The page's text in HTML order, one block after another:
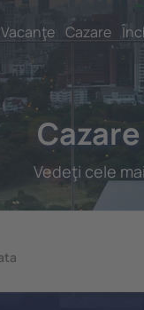
Vacanţe Cazare
Vedeţi cele